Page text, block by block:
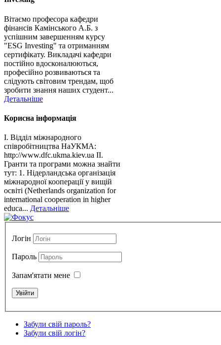
Вітаємо професора кафедри
фінансів Камінського А.Б. з
успішним завершенням курсу
"ESG Investing" та отриманням
сертифікату. Викладачі кафедри
постійно вдосконалюються,
професійно розвиваються та
слідують світовим трендам, щоб
зробити знання наших студент...
Детальніше
Корисна інформація
І. Відділ міжнародного
співробітництва НаУКМА:
http://www.dfc.ukma.kiev.ua ІІ.
Гранти та програми можна знайти
тут: 1. Нідерландська організація
міжнародної кооперації у вищій
освіті (Netherlands organization for
international cooperation in higher
educa... Детальніше
Логін
Пароль
Запам'ятати мене
Забули свій пароль?
Забули свій логін?